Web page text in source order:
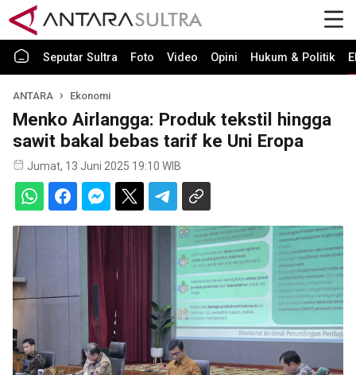
Seputar Sultra Foto Video Opini Hukum & Politik
ANTARA Ekonomi
Menko Airlangga: Produk tekstil hingga
sawit bakal bebas tarif ke Uni Eropa
Jumat, 13 Juni 2025 19:10 WIB